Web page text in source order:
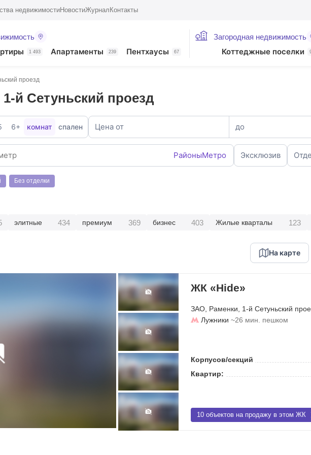
недвижимостиНовостиЖурнал Контакты
1 493 Апартаменты 239 Пентхаусы 67
Загородная недвижимость
Коттеджные поселки
проезд
й Сетуньский проезд
6+ комнат спален Цена от до
РайоныМетро Эксклюзив
Без отделки
элитные 434 премиум 369 бизнес 403 Жилые кварталы 123
На карте
ЖК «Hide»
ЗАО Раменки 1-й Сетуньский
Лужники ~26 мин. пешком
Корпусов/секций
Квартир:
10 объектов на продажу в этом ЖК